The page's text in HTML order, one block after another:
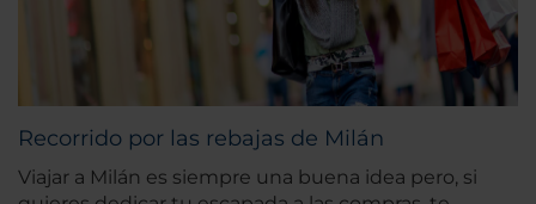
Recorrido por las rebajas de Milán
Viajar a Milán es siempre una buena idea pero, si